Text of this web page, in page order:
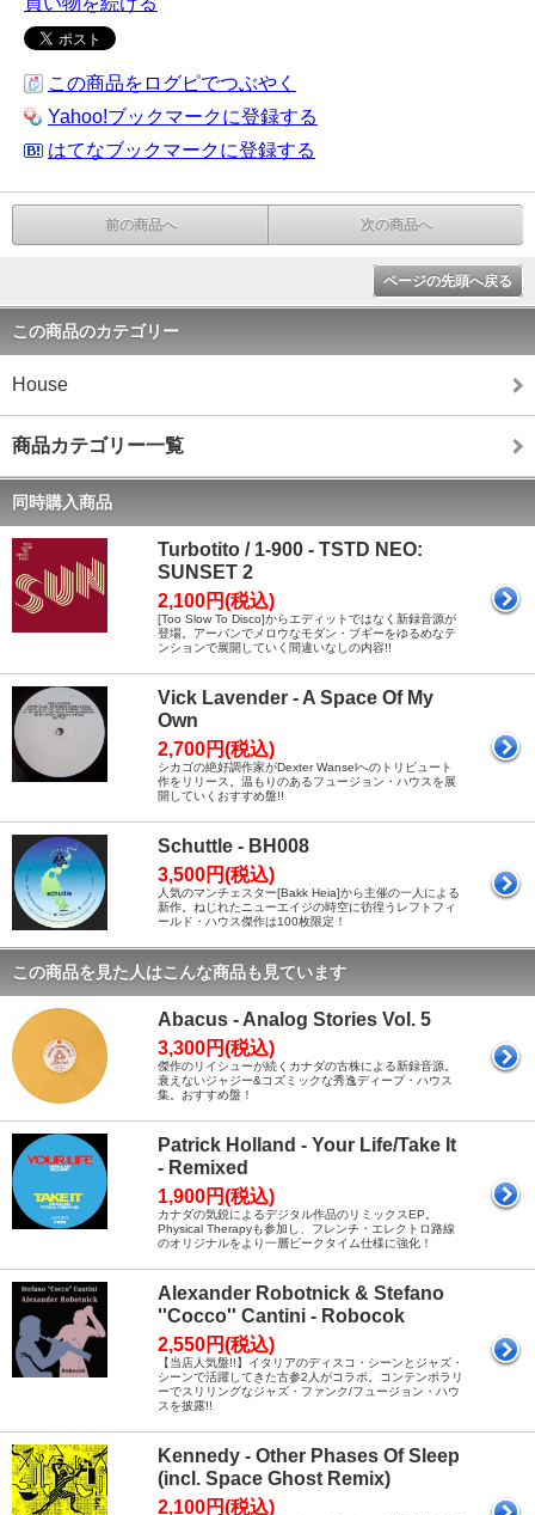
この商品をログピでつぶやく
Yahoo!ブックマークに登録する
はてなブックマークに登録する
前の商品へ 次の商品へ
ページの先頭へ戻る
この商品のカテゴリー
House
商品カテゴリー一覧
同時購入商品
Turbotito / 1-900 - TSTD NEO:
SUNSET 2
2,100円(税込)
[Too Slow To Disco]からエディットではなく新録音源が
登場。アーバンでメロウなモダン・ブギーをゆるめなテ
ンションで展開していく間違いなしの内容!!
Vick Lavender - A Space Of My
Own
2,700円(税込)
シカゴの絶好調作家がDexter Wanselへのトリビュート
作をリリース。温もりのあるフュージョン・ハウスを展
開していくおすすめ盤!!
Schuttle - BH008
3,500円(税込)
人気のマンチェスター[Bakk Heia]から主催の一人による
新作。ねじれたニューエイジの時空に彷徨うレフトフィ
ールド・ハウス傑作は100枚限定！
この商品を見た人はこんな商品も見ています
Abacus - Analog Stories Vol. 5
3,300円(税込)
傑作のリイシューが続くカナダの古株による新録音源。
衰えないジャジー&コズミックな秀逸ディープ・ハウス
集。おすすめ盤！
Patrick Holland - Your Life/Take It
- Remixed
1,900円(税込)
カナダの気鋭によるデジタル作品のリミックスEP。
Physical Therapyも参加し、フレンチ・エレクトロ路線
のオリジナルをより一層ピークタイム仕様に強化！
Alexander Robotnick & Stefano
''Cocco'' Cantini - Robocok
2,550円(税込)
【当店人気盤!!】イタリアのディスコ・シーンとジャズ・
シーンで活躍してきた古参2人がコラボ。コンテンポラリ
ーでスリリングなジャズ・ファンク/フュージョン・ハウ
スを披露!!
Kennedy - Other Phases Of Sleep
(incl. Space Ghost Remix)
2,100円(税込)